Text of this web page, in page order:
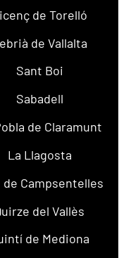
de Torelló
de Vallalta
Sant Boi
Sabadell
de Claramunt
La Llagosta
de Campsentelles
del Vallès
de Mediona